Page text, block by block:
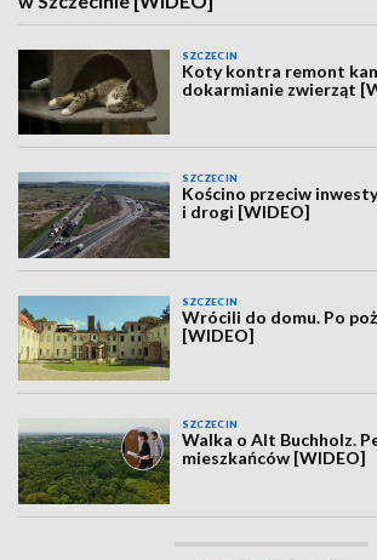
SZCZECIN
Koty kontra remont
dokarmianie zwierząt
SZCZECIN
Kościno przeciw
i drogi [WIDEO]
SZCZECIN
Wrócili do domu. Po
[WIDEO]
SZCZECIN
Walka o Alt Buchholz.
mieszkańców [WIDEO]